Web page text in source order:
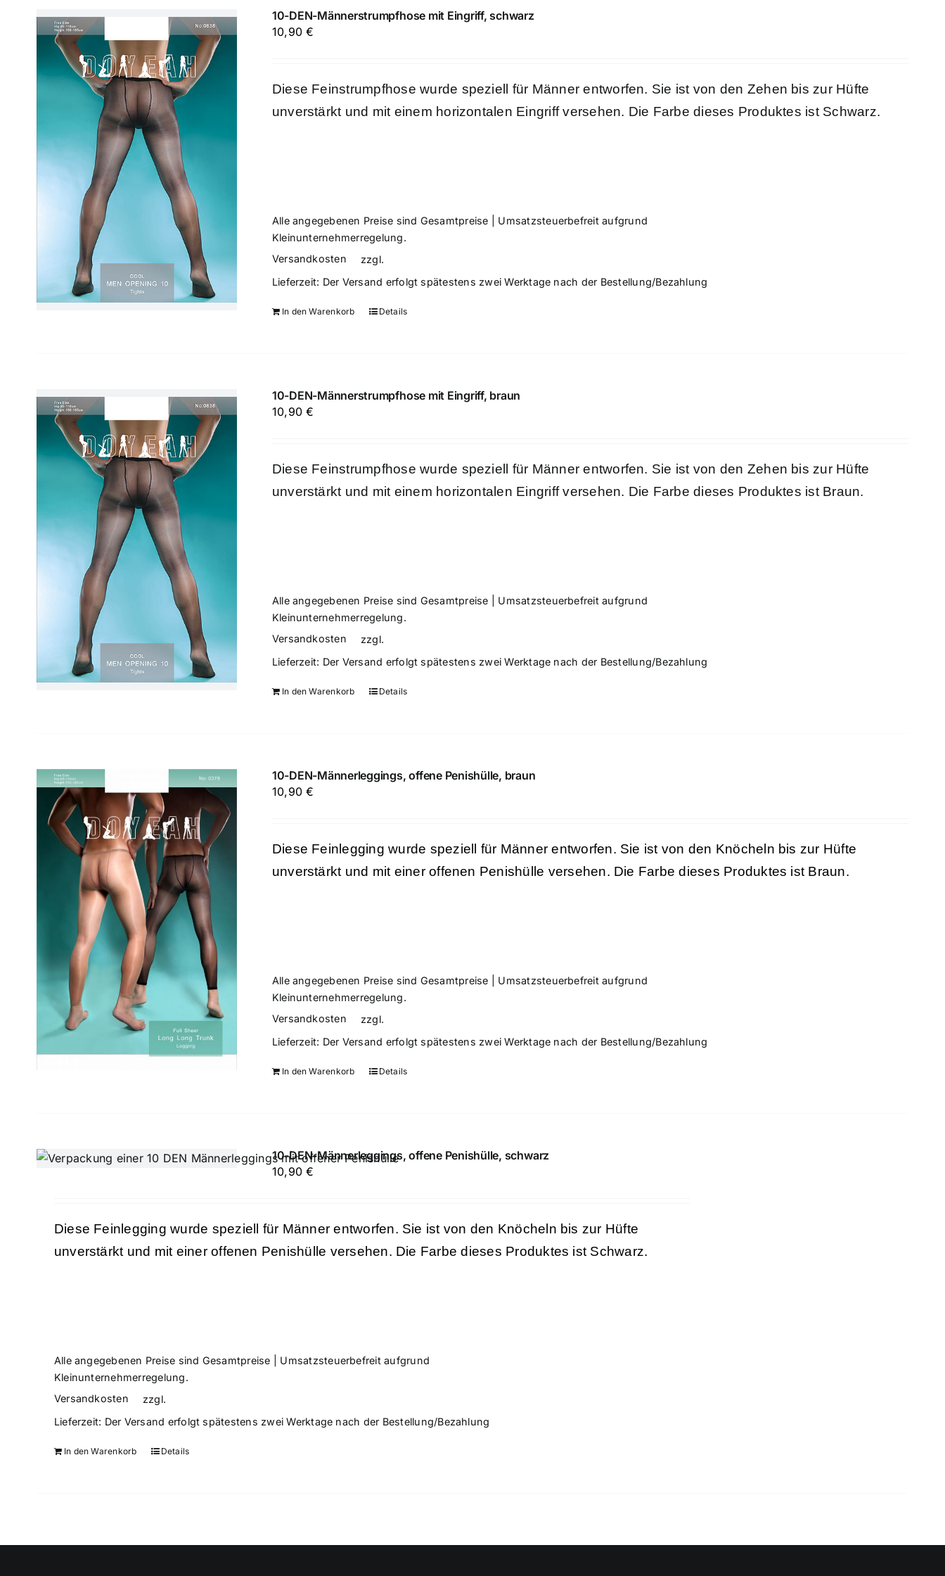
10-DEN-Männerstrumpfhose mit Eingriff, schwarz
10,90€
Diese Feinstrumpfhose wurde speziell für Männer entworfen. Sie ist von den Zehen bis zur Hüfte
unverstärkt und mit einem horizontalen Eingriff versehen. Die Farbe dieses Produktes ist Schwarz.
Alle angegebenen Preise sind Gesamtpreise | Umsatzsteuerbefreit aufgrund
Kleinunternehmerregelung.
zzgl.
Versandkosten
Lieferzeit: Der Versand erfolgt spätestens zwei Werktage nach der Bestellung/Bezahlung
In den Warenkorb Details
10-DEN-Männerstrumpfhose mit Eingriff, braun
10,90€
Diese Feinstrumpfhose wurde speziell für Männer entworfen. Sie ist von den Zehen bis zur Hüfte
unverstärkt und mit einem horizontalen Eingriff versehen. Die Farbe dieses Produktes ist Braun.
Alle angegebenen Preise sind Gesamtpreise | Umsatzsteuerbefreit aufgrund
Kleinunternehmerregelung.
zzgl.
Versandkosten
Lieferzeit: Der Versand erfolgt spätestens zwei Werktage nach der Bestellung/Bezahlung
In den Warenkorb Details
10-DEN-Männerleggings, offene Penishülle, braun
10,90€
Diese Feinlegging wurde speziell für Männer entworfen. Sie ist von den Knöcheln bis zur Hüfte
unverstärkt und mit einer offenen Penishülle versehen. Die Farbe dieses Produktes ist Braun.
Alle angegebenen Preise sind Gesamtpreise | Umsatzsteuerbefreit aufgrund
Kleinunternehmerregelung.
zzgl.
Versandkosten
Lieferzeit: Der Versand erfolgt spätestens zwei Werktage nach der Bestellung/Bezahlung
In den Warenkorb Details
10-DEN-Männerleggings, offene Penishülle, schwarz
10,90€
Diese Feinlegging wurde speziell für Männer entworfen. Sie ist von den Knöcheln bis zur Hüfte
unverstärkt und mit einer offenen Penishülle versehen. Die Farbe dieses Produktes ist Schwarz.
Alle angegebenen Preise sind Gesamtpreise | Umsatzsteuerbefreit aufgrund
Kleinunternehmerregelung.
zzgl.
Versandkosten
Lieferzeit: Der Versand erfolgt spätestens zwei Werktage nach der Bestellung/Bezahlung
In den Warenkorb Details